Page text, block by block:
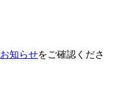
お知らせをご確認くださ